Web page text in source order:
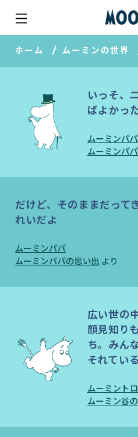
ホーム ムーミンの世界
いっそ、
ばよかっ
ムーミンパパ
ムーミンパ
だけど、そのままだって
れいだよ
ムーミンパパ
ムーミンパパの思い出 より
広い世の
顔見知り
ち。みん
それてい
ムーミント
ムーミン谷